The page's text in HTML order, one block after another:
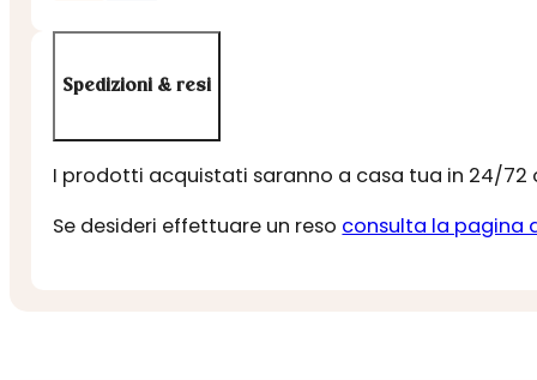
Spedizioni & resi
I prodotti acquistati saranno a casa tua in 24/72
Se desideri effettuare un reso consulta la pagina